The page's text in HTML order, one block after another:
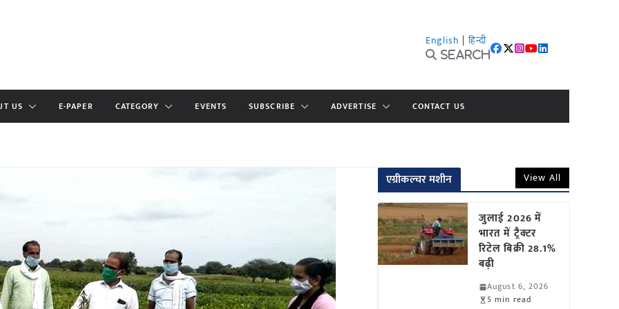
English | हिन्दी
Search
US E-PAPER CATEGORY EVENTS SUBSCRIBE ADVERTISE CONTACT US
एग्रीकल्चर मशीन View All
जुलाई 2026 में
भारत में ट्रैक्टर
रिटेल बिक्री 28.1%
बढ़ी
August 6, 2026
5 min read